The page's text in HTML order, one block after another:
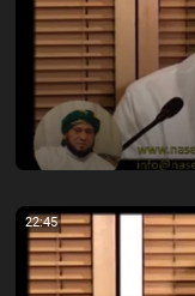
22:45